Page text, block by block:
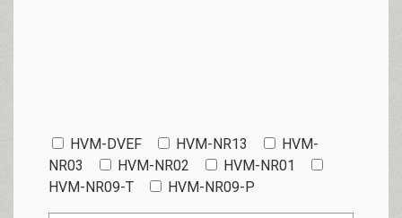
HVM-DVEF HVM-NR13
HVM-
NR03
HVM-NR02
HVM-NR01
HVM-NR09-T
HVM-NR09-P